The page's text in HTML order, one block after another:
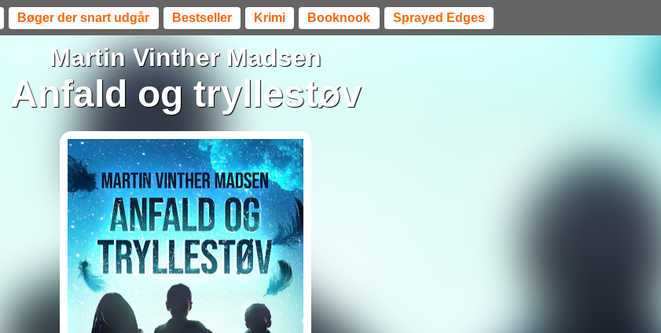
Bøger der snart udgår Bestseller Krimi Booknook Sprayed Edges
Martin Vinther Madsen
Anfald og tryllestøv